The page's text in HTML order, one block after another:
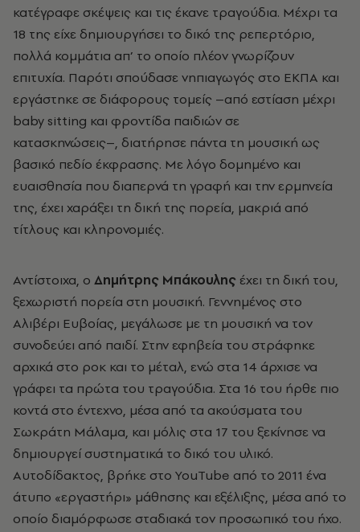
κατέγραφε σκέψεις και τις έκανε τραγούδια. Μέχρι τα
18 της είχε δημιουργήσει το δικό της ρεπερτόριο,
πολλά κομμάτια απ’ το οποίο πλέον γνωρίζουν
επιτυχία. Παρότι σπούδασε νηπιαγωγός στο ΕΚΠΑ και
εργάστηκε σε διάφορους τομείς –από εστίαση μέχρι
baby sitting και φροντίδα παιδιών σε
κατασκηνώσεις–, διατήρησε πάντα τη μουσική ως
βασικό πεδίο έκφρασης. Με λόγο δομημένο και
ευαισθησία που διαπερνά τη γραφή και την ερμηνεία
της, έχει χαράξει τη δική της πορεία, μακριά από
τίτλους και κληρονομιές.
Αντίστοιχα, ο Δημήτρης Μπάκουλης έχει τη δική του,
ξεχωριστή πορεία στη μουσική. Γεννημένος στο
Αλιβέρι Ευβοίας, μεγάλωσε με τη μουσική να τον
συνοδεύει από παιδί. Στην εφηβεία του στράφηκε
αρχικά στο ροκ και το μέταλ, ενώ στα 14 άρχισε να
γράφει τα πρώτα του τραγούδια. Στα 16 του ήρθε πιο
κοντά στο έντεχνο, μέσα από τα ακούσματα του
Σωκράτη Μάλαμα, και μόλις στα 17 του ξεκίνησε να
δημιουργεί συστηματικά το δικό του υλικό.
Αυτοδίδακτος, βρήκε στο YouTube από το 2011 ένα
άτυπο «εργαστήρι» μάθησης και εξέλιξης, μέσα από το
οποίο διαμόρφωσε σταδιακά τον προσωπικό του ήχο.